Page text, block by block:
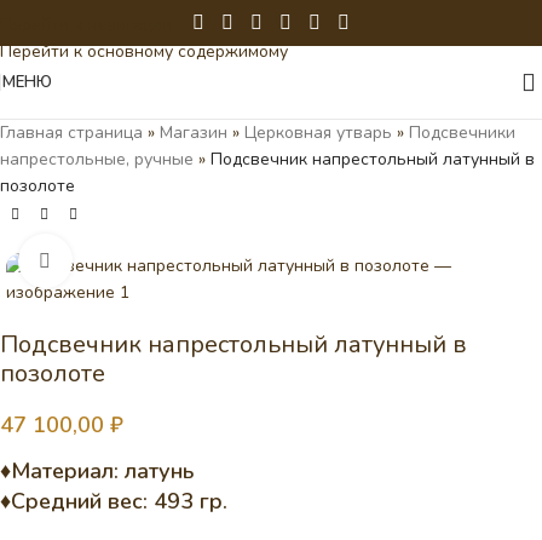
Перейти к основному содержимому
МЕНЮ
Главная страница » Магазин » Церковная утварь » Подсвечники
напрестольные, ручные » Подсвечник напрестольный латунный в
позолоте
Нажмите, чтобы увеличить
Подсвечник напрестольный латунный в
позолоте
47 100,00 ₽
♦Материал: латунь
♦Средний вес: 493 гр.